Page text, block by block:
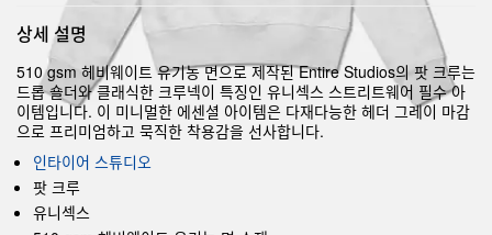
상세 설명
510 gsm 헤비웨이트 유기농 면으로 제작된 Entire Studios의 팟 크루는
드롭 숄더와 클래식한 크루넥이 특징인 유니섹스 스트리트웨어 필수 아
이템입니다. 이 미니멀한 에센셜 아이템은 다재다능한 헤더 그레이 마감
으로 프리미엄하고 묵직한 착용감을 선사합니다.
인타이어 스튜디오
팟 크루
유니섹스